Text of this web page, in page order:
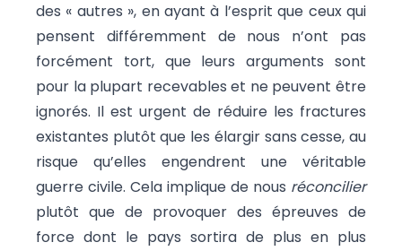
des « autres », en ayant à l’esprit que ceux qui
pensent différemment de nous n’ont pas
forcément tort, que leurs arguments sont
pour la plupart recevables et ne peuvent être
ignorés. Il est urgent de réduire les fractures
existantes plutôt que les élargir sans cesse, au
risque qu’elles engendrent une véritable
guerre civile. Cela implique de nous réconcilier
plutôt que de provoquer des épreuves de
force dont le pays sortira de plus en plus